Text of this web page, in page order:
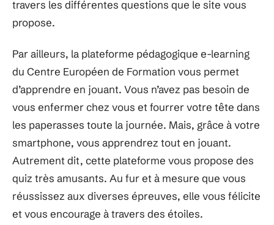
travers les différentes questions que le site vous
propose.
Par ailleurs, la plateforme pédagogique e-learning
du Centre Européen de Formation vous permet
d’apprendre en jouant. Vous n’avez pas besoin de
vous enfermer chez vous et fourrer votre tête dans
les paperasses toute la journée. Mais, grâce à votre
smartphone, vous apprendrez tout en jouant.
Autrement dit, cette plateforme vous propose des
quiz très amusants. Au fur et à mesure que vous
réussissez aux diverses épreuves, elle vous félicite
et vous encourage à travers des étoiles.